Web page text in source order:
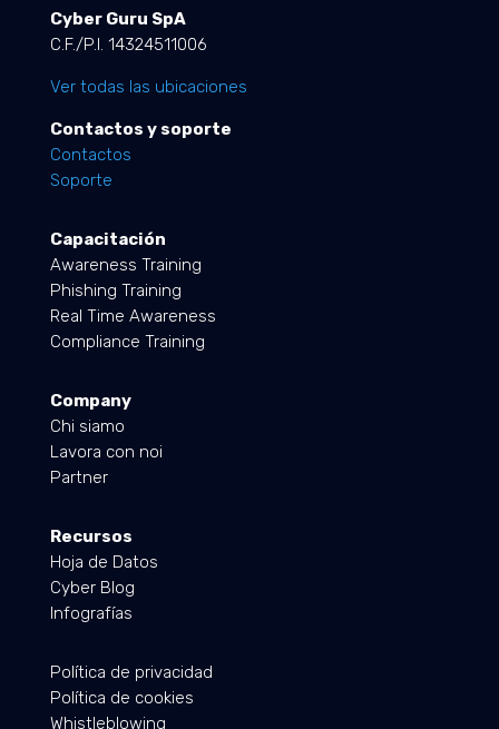
Cyber Guru SpA
C.F./P.I. 14324511006
Ver todas las ubicaciones
Contactos y soporte
Contactos
Soporte
Capacitación
Awareness Training
Phishing Training
Real Time Awareness
Compliance Training
Company
Chi siamo
Lavora con noi
Partner
Recursos
Hoja de Datos
Cyber Blog
Infografías
Política de privacidad
Política de cookies
Whistleblowing